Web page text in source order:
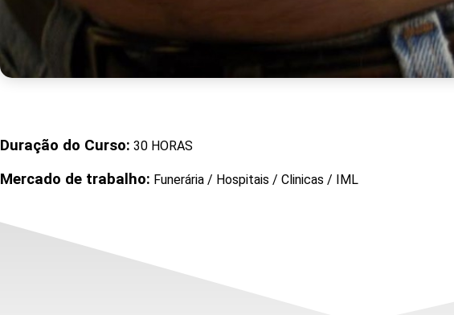
Duração do Curso: 30 HORAS
Mercado de trabalho: Funerária / Hospitais / Clinicas / IML